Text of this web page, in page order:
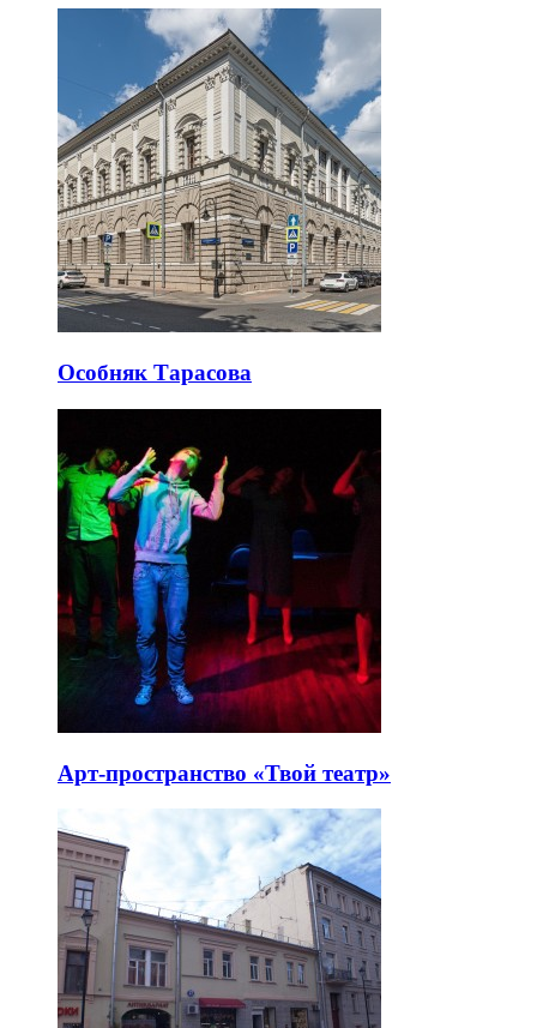
Особняк Тарасова
Арт-пространство «Твой театр»